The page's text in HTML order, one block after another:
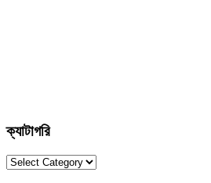
ক্যাটাগরি
ক্যাটাগরি